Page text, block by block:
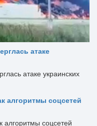
атаке
алгоритмы соцсетей